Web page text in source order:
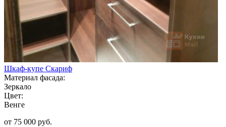
Шкаф-купе Скариф
Материал фасада:
Зеркало
Цвет:
Венге
от 75 000 руб.